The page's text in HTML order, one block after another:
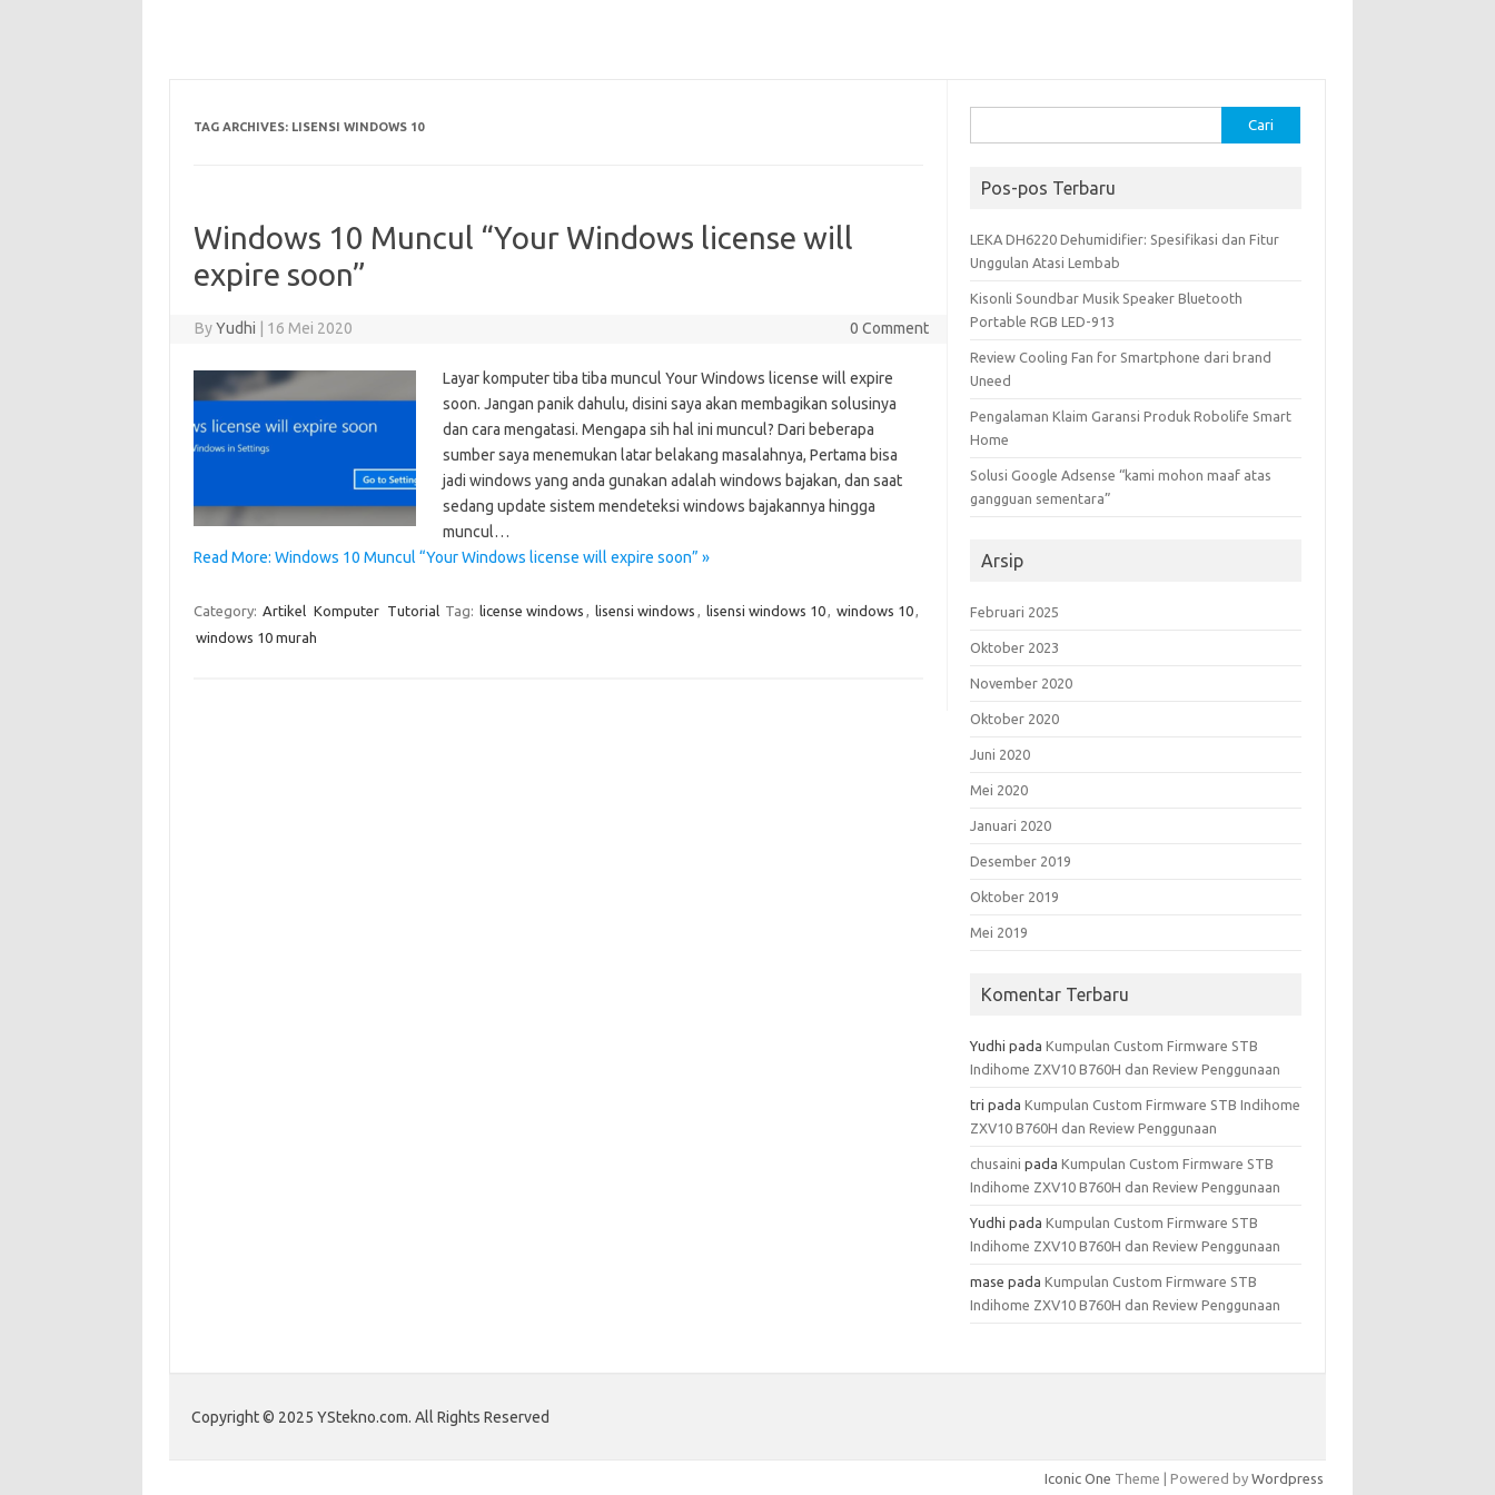
TAG ARCHIVES: LISENSI WINDOWS 10
Windows 10 Muncul “Your Windows license will
expire soon”
ByYudhi 16 Mei 2020 0 Comment
Layar komputer tiba tiba muncul Your Windows license will expire
soon. Jangan panik dahulu, disini saya akan membagikan solusinya
dan cara mengatasi. Mengapa sih hal ini muncul? Dari beberapa
sumber saya menemukan latar belakang masalahnya, Pertama bisa
jadi windows yang anda gunakan adalah windows bajakan, dan saat
sedang update sistem mendeteksi windows bajakannya hingga
muncul…
Read More: Windows 10 Muncul “Your Windows license will expire soon” »
Category: Artikel Komputer Tutorial Tag: license windows , lisensi windows , lisensi windows 10, windows 10,
windows 10 murah
untuk:
Pos-pos Terbaru
LEKA DH6220 Dehumidifier: Spesifikasi dan Fitur
Unggulan Atasi Lembab
Kisonli Soundbar Musik Speaker Bluetooth
Portable RGB LED-913
Review Cooling Fan for Smartphone dari brand
Uneed
Pengalaman Klaim Garansi Produk Robolife Smart
Home
Solusi Google Adsense “kami mohon maaf atas
gangguan sementara”
Arsip
Februari 2025
Oktober 2023
November 2020
Oktober 2020
Juni 2020
Mei 2020
Januari 2020
Desember 2019
Oktober 2019
Mei 2019
Komentar Terbaru
Yudhi padaKumpulan Custom Firmware STB
Indihome ZXV10 B760H dan Review Penggunaan
tri padaKumpulan Custom Firmware STB Indihome
ZXV10 B760H dan Review Penggunaan
chusaini padaKumpulan Custom Firmware STB
Indihome ZXV10 B760H dan Review Penggunaan
Yudhi padaKumpulan Custom Firmware STB
Indihome ZXV10 B760H dan Review Penggunaan
mase padaKumpulan Custom Firmware STB
Indihome ZXV10 B760H dan Review Penggunaan
Copyright © 2025 YStekno.com. All Rights Reserved
Iconic One Theme | Powered by Wordpress